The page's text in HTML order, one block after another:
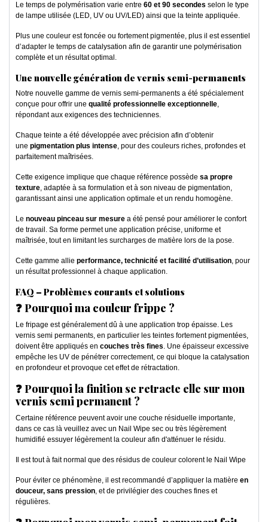
Le temps de polymérisation varie entre 60 et 90 secondes selon le type
de lampe utilisée (LED, UV ou UV/LED) ainsi que la teinte appliquée.
Plus une couleur est foncée ou fortement pigmentée, plus il est essentiel
d’adapter le temps de catalysation afin de garantir une polymérisation
complète et un résultat optimal.
Une nouvelle génération de vernis semi-permanents
Notre nouvelle gamme de vernis semi-permanents a été spécialement
conçue pour offrir une qualité professionnelle exceptionnelle,
répondant aux exigences des techniciennes.
Chaque teinte a été développée avec précision afin d’obtenir
une pigmentation plus intense, pour des couleurs riches, profondes et
parfaitement maîtrisées.
Cette exigence implique que chaque référence possède sa propre
texture, adaptée à sa formulation et à son niveau de pigmentation,
garantissant ainsi une application optimale et un rendu homogène.
Le nouveau pinceau sur mesure a été pensé pour améliorer le confort
de travail. Sa forme permet une application précise, uniforme et
maîtrisée, tout en limitant les surcharges de matière lors de la pose.
Cette gamme allie performance, technicité et facilité d’utilisation, pour
un résultat professionnel à chaque application.
FAQ – Problèmes courants et solutions
❓ Pourquoi ma couleur frippe ?
Le fripage est généralement dû à une application trop épaisse. Les
vernis semi permanents, en particulier les teintes fortement pigmentées,
doivent être appliqués en couches très fines. Une épaisseur excessive
empêche les UV de pénétrer correctement, ce qui bloque la catalysation
en profondeur et provoque cet effet de rétractation.
❓ Pourquoi la finition se retracte elle sur mon
vernis semi permanent ?
Certaine référence peuvent avoir une couche résiduelle importante,
dans ce cas là veuillez avec un Nail Wipe sec ou très légèrement
humidifié essuyer légèrement la couleur afin d'atténuer le résidu.
Il est tout à fait normal que des résidus de couleur colorent le Nail Wipe
Pour éviter ce phénomène, il est recommandé d’appliquer la matière en
douceur, sans pression, et de privilégier des couches fines et
régulières.